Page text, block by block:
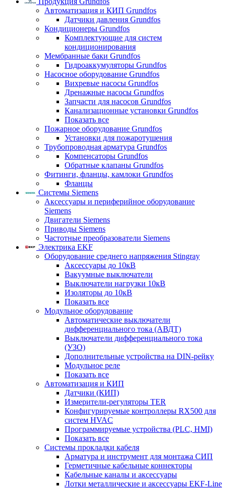
Автоматизация и КИП Grundfos
Датчики давления Grundfos
Кондиционеры Grundfos
Комплектующие для систем
кондиционирования
Мембранные баки Grundfos
Гидроаккумуляторы Grundfos
Насосное оборудование Grundfos
Вихревые насосы Grundfos
Дренажные насосы Grundfos
Запчасти для насосов Grundfos
Канализационные установки Grundfos
Показать все
Пожарное оборудование Grundfos
Установки для пожаротушения
Трубопроводная арматура Grundfos
Компенсаторы Grundfos
Обратные клапаны Grundfos
Фитинги, фланцы, камлоки Grundfos
Фланцы
Системы Siemens
Аксессуары и периферийное оборудование
Siemens
Двигатели Siemens
Приводы Siemens
Частотные преобразователи Siemens
Электрика EKF
Оборудование среднего напряжения Stingray
Аксессуары до 10кВ
Вакуумные выключатели
Выключатели нагрузки 10кВ
Изоляторы до 10кВ
Показать все
Модульное оборудование
Автоматические выключатели
дифференциального тока (АВДТ)
Выключатели дифференциального тока
(УЗО)
Дополнительные устройства на DIN-рейку
Модульное реле
Показать все
Автоматизация и КИП
Датчики (КИП)
Измерители-регуляторы TER
Конфигурируемые контроллеры RX500 для
систем HVAC
Программируемые устройства (PLC, HMI)
Показать все
Системы прокладки кабеля
Арматура и инструмент для монтажа СИП
Герметичные кабельные коннекторы
Кабельные каналы и аксессуары
Лотки металлические и аксессуары EKF-Line